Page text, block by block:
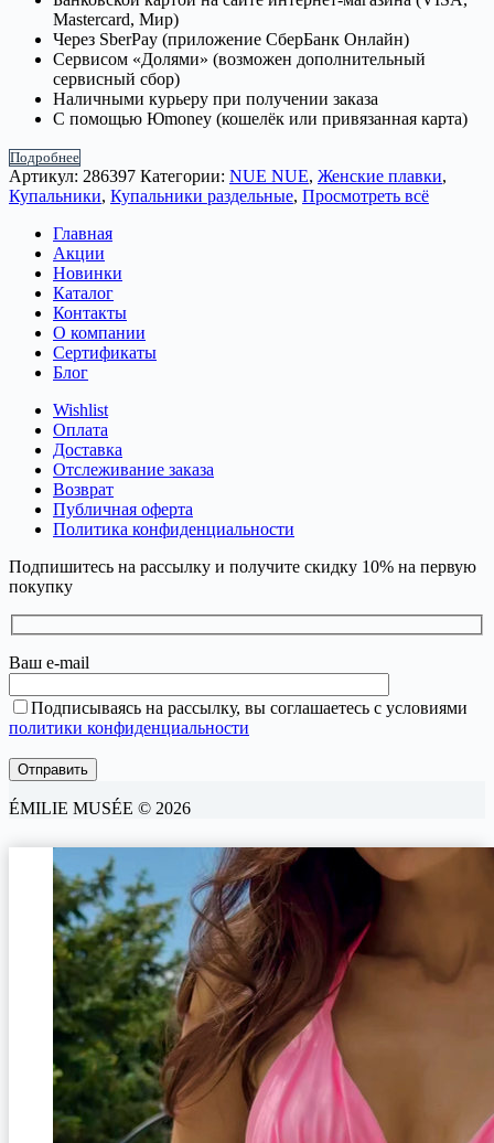
Mastercard, Мир)
Через SberPay (приложение СберБанк Онлайн)
Сервисом «Долями» (возможен дополнительный
сервисный сбор)
Наличными курьеру при получении заказа
С помощью Юmoney (кошелёк или привязанная карта)
Подробнее
Артикул: 286397 Категории: NUE NUE, Женские плавки,
Купальники, Купальники раздельные, Просмотреть всё
Главная
Акции
Новинки
Каталог
Контакты
О компании
Сертификаты
Блог
Wishlist
Оплата
Доставка
Отслеживание заказа
Возврат
Публичная оферта
Политика конфиденциальности
Подпишитесь на рассылку и получите скидку 10% на первую
покупку
Ваш e-mail
Подписываясь на рассылку, вы соглашаетесь с условиями
политики конфиденциальности
ÉMILIE MUSÉE © 2026